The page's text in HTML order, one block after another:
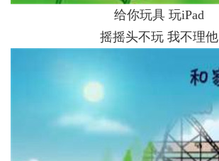
给你玩具 玩iPad
摇摇头不玩 我不理他